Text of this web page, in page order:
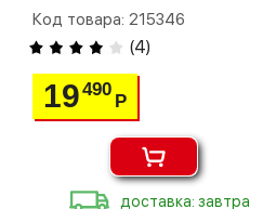
Код товара: 215346
(4)
19490
Р
доставка: завтра